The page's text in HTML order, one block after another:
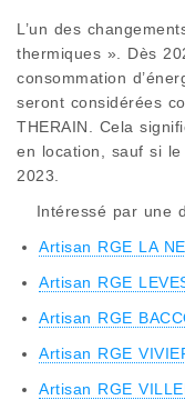
L’un des
thermiques ». Dès
consommation
seront considérées
THERAIN. Cela
en location, sauf si
2023.
Intéressé par une
Artisan RGE LA
Artisan RGE
Artisan RGE
Artisan RGE
Artisan RGE